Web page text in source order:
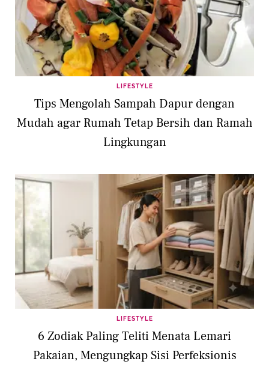
LIFESTYLE
Tips Mengolah Sampah Dapur dengan
Mudah agar Rumah Tetap Bersih dan Ramah
Lingkungan
LIFESTYLE
6 Zodiak Paling Teliti Menata Lemari
Pakaian, Mengungkap Sisi Perfeksionis